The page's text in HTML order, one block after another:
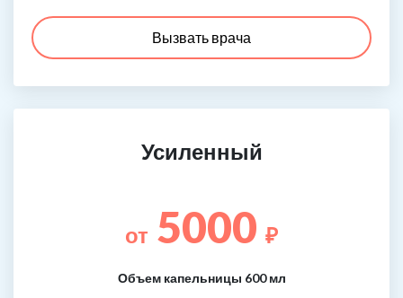
Вызвать врача
Усиленный
от 5000 ₽
Объем капельницы 600 мл